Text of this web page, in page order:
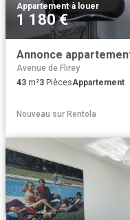
Appartement·à louer
1 180 €
Annonce
Avenue de Flirey
43 m²3 PiècesAppartement
Nouveau sur Rentola